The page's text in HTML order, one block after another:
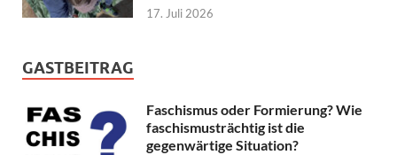
17. Juli 2026
GASTBEITRAG
Faschismus oder Formierung? Wie
faschismusträchtig ist die
gegenwärtige Situation?